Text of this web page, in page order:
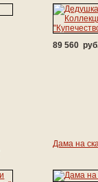
89 560
Дама на